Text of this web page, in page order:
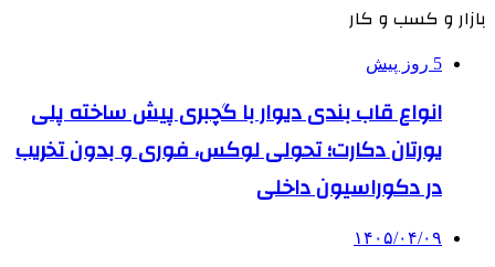
بازار و کسب و کار
5 روز پیش
انواع قاب بندی دیوار با گچبری پیش ساخته پلی
یورتان دکارت؛ تحولی لوکس، فوری و بدون تخریب
در دکوراسیون داخلی
۱۴۰۵/۰۴/۰۹